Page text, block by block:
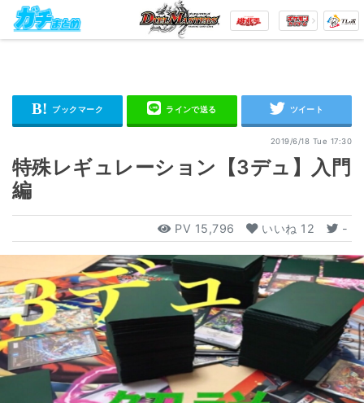
2019/6/18 Tue 17:30
特殊レギュレーション【3デュ】入門
編
PV 15,796 いいね 12 -